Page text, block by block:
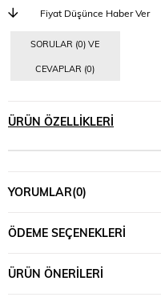
Fiyat Düşünce Haber Ver
SORULAR (0) VE
CEVAPLAR (0)
ÜRÜN ÖZELLIKLERI
YORUMLAR(0)
ÖDEME SEÇENEKLERI
ÜRÜN ÖNERILERI